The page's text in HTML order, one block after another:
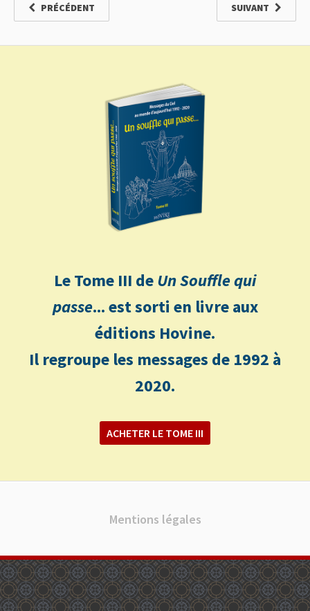
PRÉCÉDENT SUIVANT
Le Tome III deUn Souffle qui
passe... est sorti en livre aux
éditions Hovine.
Il regroupe les messages de 1992 à
2020.
ACHETER LE TOME III
Mentions légales